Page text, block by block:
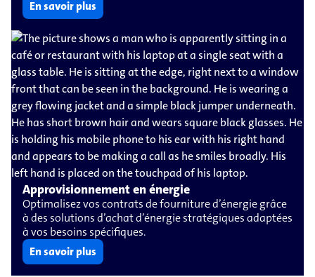
En savoir plus
Approvisionnement en énergie
Optimalisez vos contrats de fourniture d’énergie grâce
à des solutions d’achat d’énergie stratégiques adaptées
à vos besoins spécifiques.
En savoir plus